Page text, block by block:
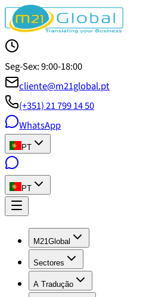
Seg-Sex: 9:00-18:00
cliente@m21global.pt
(+351) 21 799 14 50
WhatsApp
PT
PT
M21Global
Sectores
A Tradução